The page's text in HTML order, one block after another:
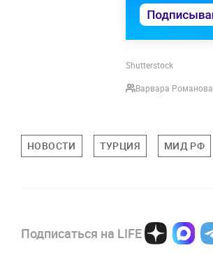
Shutterstock
Варвара Романова
НОВОСТИ ТУРЦИЯ МИД РФ
Подписаться на LIFE